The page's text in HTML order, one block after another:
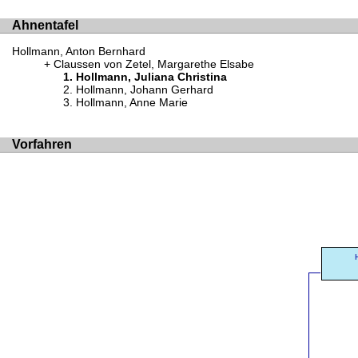
Ahnentafel
Hollmann, Anton Bernhard
Claussen von Zetel, Margarethe Elsabe
Hollmann, Juliana Christina
Hollmann, Johann Gerhard
Hollmann, Anne Marie
Vorfahren